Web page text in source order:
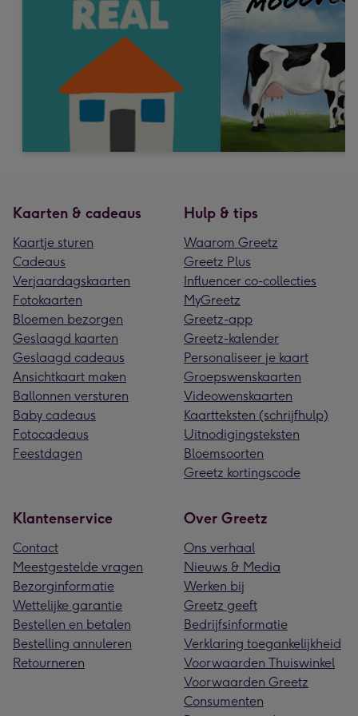
Kaarten & cadeaus
Kaartje sturen
Cadeaus
Verjaardagskaarten
Fotokaarten
Bloemen bezorgen
Geslaagd kaarten
Geslaagd cadeaus
Ansichtkaart maken
Ballonnen versturen
Baby cadeaus
Fotocadeaus
Feestdagen
Hulp & tips
Waarom Greetz
Greetz Plus
Influencer co-collecties
MyGreetz
Greetz-app
Greetz-kalender
Personaliseer je kaart
Groepswenskaarten
Videowenskaarten
Kaartteksten (schrijfhulp)
Uitnodigingsteksten
Bloemsoorten
Greetz kortingscode
Klantenservice
Contact
Meestgestelde vragen
Bezorginformatie
Wettelijke garantie
Bestellen en betalen
Bestelling annuleren
Retourneren
Over Greetz
Ons verhaal
Nieuws & Media
Werken bij
Greetz geeft
Bedrijfsinformatie
Verklaring toegankelijkheid
Voorwaarden Thuiswinkel
Voorwaarden Greetz
Consumenten